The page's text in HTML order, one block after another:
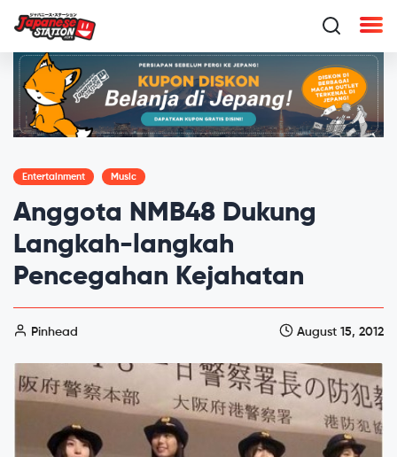
Entertainment Music
Anggota NMB48 Dukung
Langkah-langkah
Pencegahan Kejahatan
Pinhead August 15, 2012